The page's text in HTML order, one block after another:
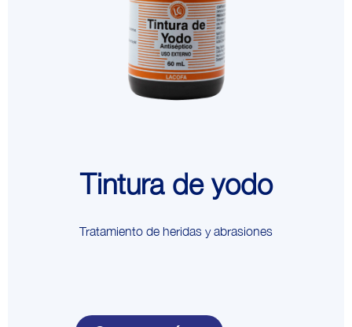
Tintura de yodo
Tratamiento de heridas y abrasiones